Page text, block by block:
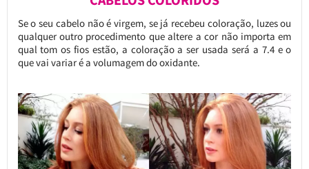
Se o seu cabelo não é virgem, se já recebeu coloração, luzes ou
qualquer outro procedimento que altere a cor não importa em
qual tom os fios estão, a coloração a ser usada será a 7.4 e o
que vai variar é a volumagem do oxidante.